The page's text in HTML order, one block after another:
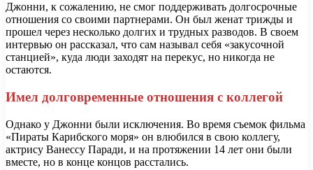
Джонни, к сожалению, не смог поддерживать долгосрочные
отношения со своими партнерами. Он был женат трижды и
прошел через несколько долгих и трудных разводов. В своем
интервью он рассказал, что сам называл себя «закусочной
станцией», куда люди заходят на перекус, но никогда не
остаются.
Имел долговременные отношения с коллегой
Однако у Джонни были исключения. Во время съемок фильма
«Пираты Карибского моря» он влюбился в свою коллегу,
актрису Ванессу Паради, и на протяжении 14 лет они были
вместе, но в конце концов расстались.